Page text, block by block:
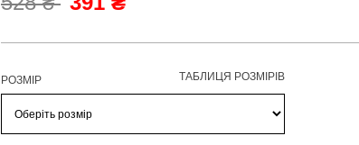
РОЗМІР ТАБЛИЦЯ РОЗМІРІВ